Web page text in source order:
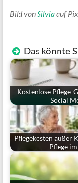
Bild vonSilviaauf
Das könnte
Kostenlose Pflege-
Social
Pflegekosten außer
Pflege